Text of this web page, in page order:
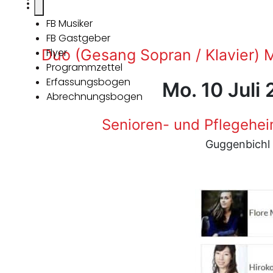
FB Musiker
FB Gastgeber
Flyer
Programmzettel
Erfassungsbogen
Abrechnungsbogen
Duo (Gesang Sopran / Klavier)
Mo. 10 Juli
Senioren- und
Guggenbichl